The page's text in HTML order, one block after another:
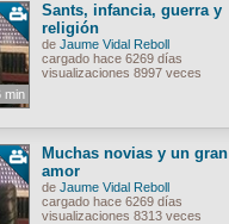
min
Sants, infancia, guerra y
religión
de Jaume Vidal Reboll
cargado hace 6269 días
visualizaciones 8997 veces
Muchas novias y un gran
amor
de Jaume Vidal Reboll
cargado hace 6269 días
visualizaciones 8313 veces